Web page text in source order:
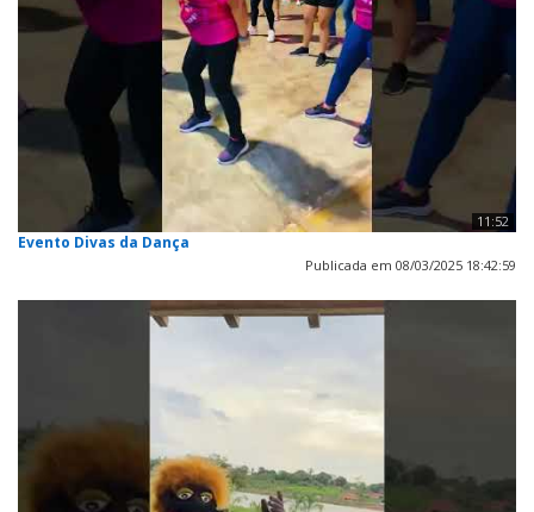
11:52
Evento Divas da Dança
Publicada em 08/03/2025 18:42:59